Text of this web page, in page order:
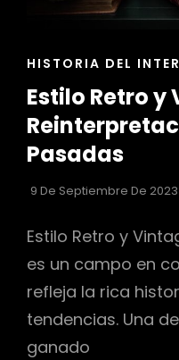
ENLACES
LAS
CATEGORÍAS
HISTORIA DEL
Estilo Retro y
Pasadas
9 De Septiembre De 2023
Estilo Retro y
es un campo en
refleja la rica
tendencias. Una
ganado